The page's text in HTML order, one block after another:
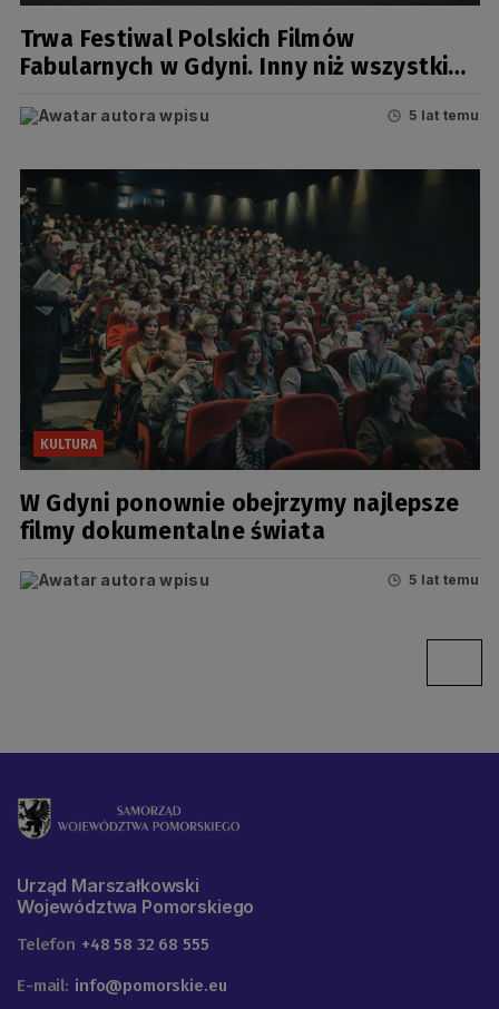
Trwa Festiwal Polskich Filmów
Fabularnych w Gdyni. Inny niż wszystkie
5 lat temu
KULTURA
W Gdyni ponownie obejrzymy najlepsze
filmy dokumentalne świata
5 lat temu
Urząd Marszałkowski
Województwa Pomorskiego
Telefon +48 58 32 68 555
E-mail: info@pomorskie.eu